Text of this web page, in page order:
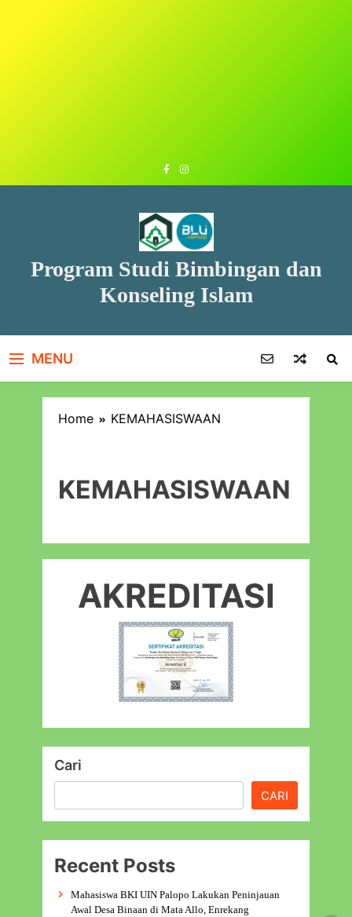
Program Studi Bimbingan dan
Konseling Islam
MENU
Home KEMAHASISWAAN
KEMAHASISWAAN
AKREDITASI
Cari
CARI
Recent Posts
Mahasiswa BKI UIN Palopo Lakukan Peninjauan
Awal Desa Binaan di Mata Allo, Enrekang